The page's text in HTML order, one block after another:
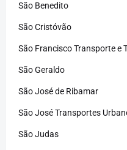
São Benedito
São Cristóvão
São Francisco Transporte e
São Geraldo
São José de Ribamar
São José Transportes
São Judas